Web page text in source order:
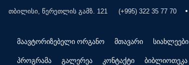
თბილისი, წერეთლის გამზ. 121 (+995) 322 35 77 70
მაავტორიზებელი ორგანო მთავარი სიახლეები
პროგრამა გალერეა კონტაქტი ბიბლიოთეკა